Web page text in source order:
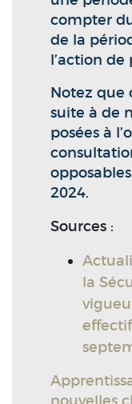
compter
de la
l’action de
Notez que
suite à de
posées à
2024.
Sources :
la